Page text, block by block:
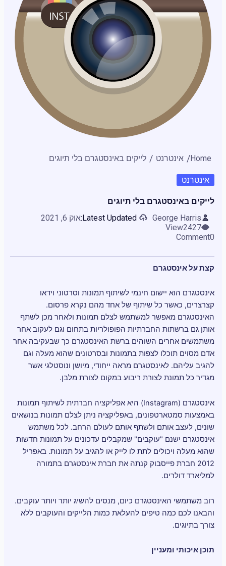
Home אינטרנט לייקים באינסטגרם בלי תיוגים
אינטרנט
לייקים באינסטגרם בלי תיוגים
George Harris
Latest Updated:אוק 6, 2021
2427
View
Comment
קצת על אינסטגרם
אינסטגרם הוא יישום חינמי לשיתוף תמונות וסרטוני וידאו
קצרצרים, כאשר כל שיתוף של אחד מהם נקרא פרסום.
האינסטגרם מאפשר למשתמש לצלם תמונות ולאחר מכן לשתף
אותן גם ברשתות החברתיות הפופולריות בתחום וגם לעקוב אחר
משתמשים אחרים השוהים ברשת האינסטגרם כך שבעקיבה אחר
אדם מסוים תוכלו לצפות בתמונות ובסרטונים שהוא מעלה וגם
להגיב עליהם. לאינסטגרם מראה ייחודי, מיושן ונוסטלגי אשר
מגדיר כל תמונת לצורת ריבוע במקום לצורת מלבן.
אינסטגרם (Instagram) היא אפליקציה חברתית לשיתוף תמונות
באמצעות סמטארטפונים, באפליקציה ניתן לצלם תמונות בנושאים
שונים, לעצב אותם ולשתף אותם לעולם הרחב. לכל משתמש
אינסטגרם ישנם "עוקבים" שמקבלים עדכונים על תמונות חדשות
שהוא מעלה ויכולים לתת לו לייק או להגיב על תמונות. באפריל
2012 חברת פייסבוק קנתה את חברת אינסטגרם בתמורה
למליארד דולרים.
רוב משתמשי האינסטגרם כיום, מנסים להשיג יותר ויותר עוקבים.
והבאנו לכם כמה טיפים להעלאת כמות הלייקים והעוקבים ללא
צורך בתיוגים.
תוכן איכותי ומעניין